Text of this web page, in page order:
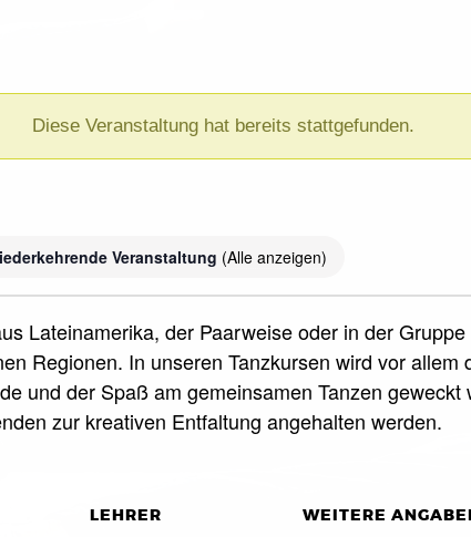
Diese Veranstaltung hat bereits stattgefunden.
Veranstaltung (Alle anzeigen)
Lateinamerika, der Paarweise oder in der
Regionen. In unseren Tanzkursen wird vor
und der Spaß am gemeinsamen Tanzen
zur kreativen Entfaltung angehalten werden.
LEHRER WEITERE